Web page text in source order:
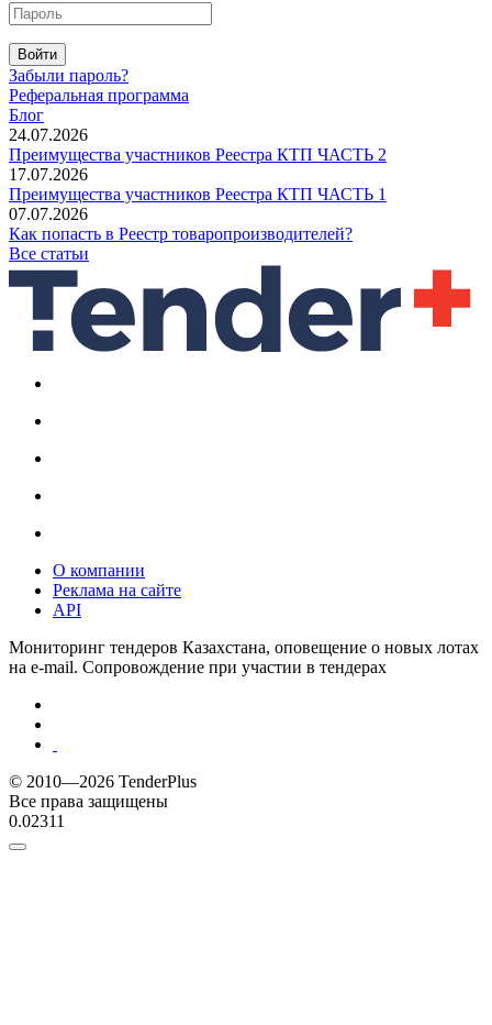
Войти
Забыли пароль?
Реферальная программа
Блог
24.07.2026
Преимущества участников Реестра КТП ЧАСТЬ 2
17.07.2026
Преимущества участников Реестра КТП ЧАСТЬ 1
07.07.2026
Как попасть в Реестр товаропроизводителей?
Все статьи
О компании
Реклама на сайте
API
Мониторинг тендеров Казахстана, оповещение о новых лотах
на e-mail. Сопровождение при участии в тендерах
© 2010—2026 TenderPlus
Все права защищены
0.02311